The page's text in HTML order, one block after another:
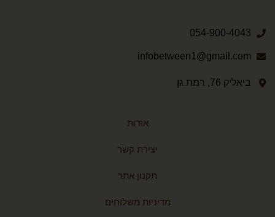
054-900-4043
infobetween1@gmail.com
ביאליק 76, רמת גן
אודות
יצירת קשר
תקנון אתר
מדיניות משלוחים